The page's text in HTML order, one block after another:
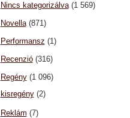
Nincs kategorizálva(1 569)
Novella(871)
Performansz (1)
Recenzió(316)
Regény(1 096)
kisregény(2)
Reklám (7)